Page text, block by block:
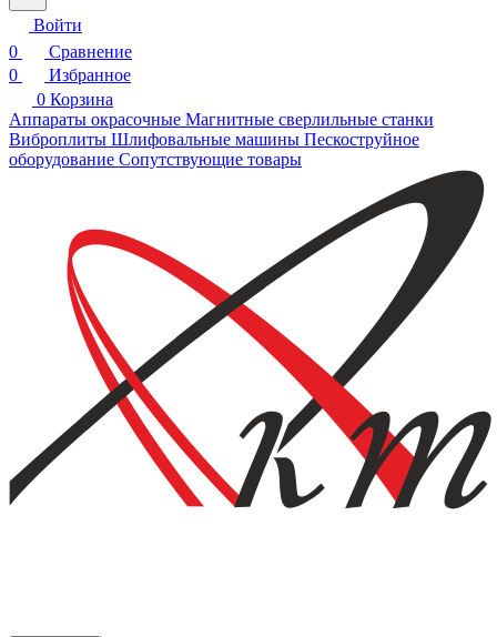
Войти
0
Сравнение
0
Избранное
0 Корзина
Аппараты окрасочные Магнитные сверлильные станки
Виброплиты Шлифовальные машины Пескоструйное
оборудование Сопутствующие товары